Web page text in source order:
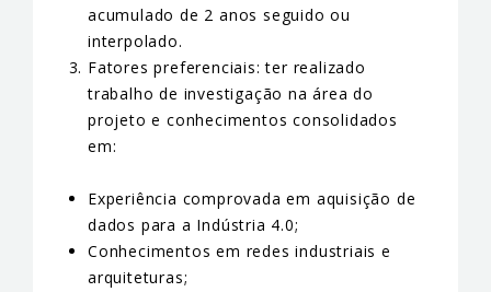
acumulado de 2 anos seguido ou
interpolado.
Fatores preferenciais: ter realizado
trabalho de investigação na área do
projeto e conhecimentos consolidados
em:
Experiência comprovada em aquisição de
dados para a Indústria 4.0;
Conhecimentos em redes industriais e
arquiteturas;